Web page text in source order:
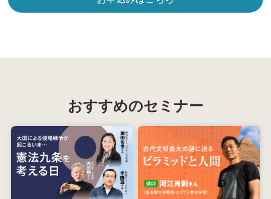
おすすめのセミナー